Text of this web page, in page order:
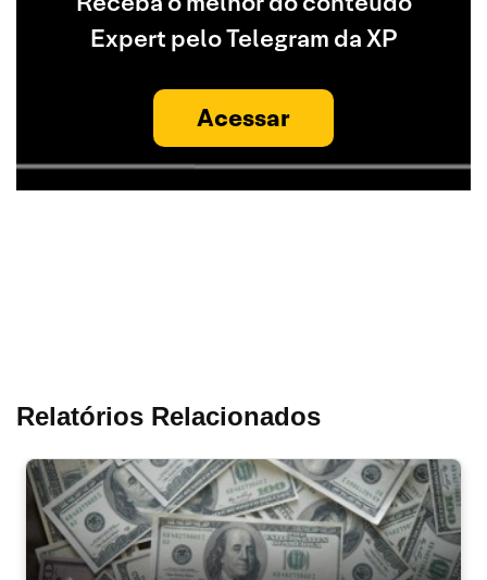
Expert pelo Telegram da XP
Acessar
Relatórios Relacionados